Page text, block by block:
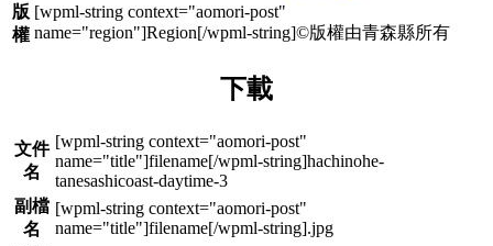
版
權
©版權由青森縣所有
下載
文件
名
hachinohe-
tanesashicoast-daytime-3
副檔
名
.jpg